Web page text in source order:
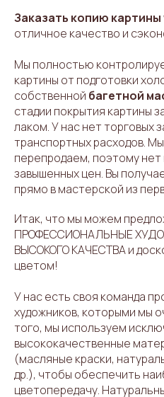
Заказать копию картины
отличное качество и
Мы полностью
картины от подготовки
собственной багетной
стадии покрытия картины
лаком. У нас нет торговых
транспортных расходов.
перепродаем, поэтому нет
завышенных цен. Вы
прямо в мастерской из
Итак, что мы можем
ПРОФЕССИОНАЛЬНЫЕ
ВЫСОКОГО КАЧЕСТВА и
цветом!
У нас есть своя команда
художников, которыми мы
того, мы используем
высококачественные
(масляные краски,
др.), чтобы обеспечить
цветопередачу.